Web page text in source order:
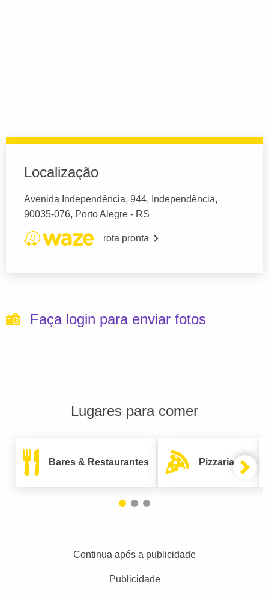
Localização
Avenida Independência, 944, Independência,
90035-076, Porto Alegre - RS
rota pronta
Faça login para enviar fotos
Lugares para comer
Bares & Restaurantes Pizzarias
Continua após a publicidade
Publicidade